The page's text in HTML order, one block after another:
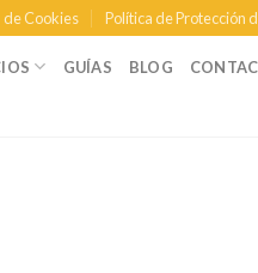
de Cookies Política de Protección
GUÍAS BLOG